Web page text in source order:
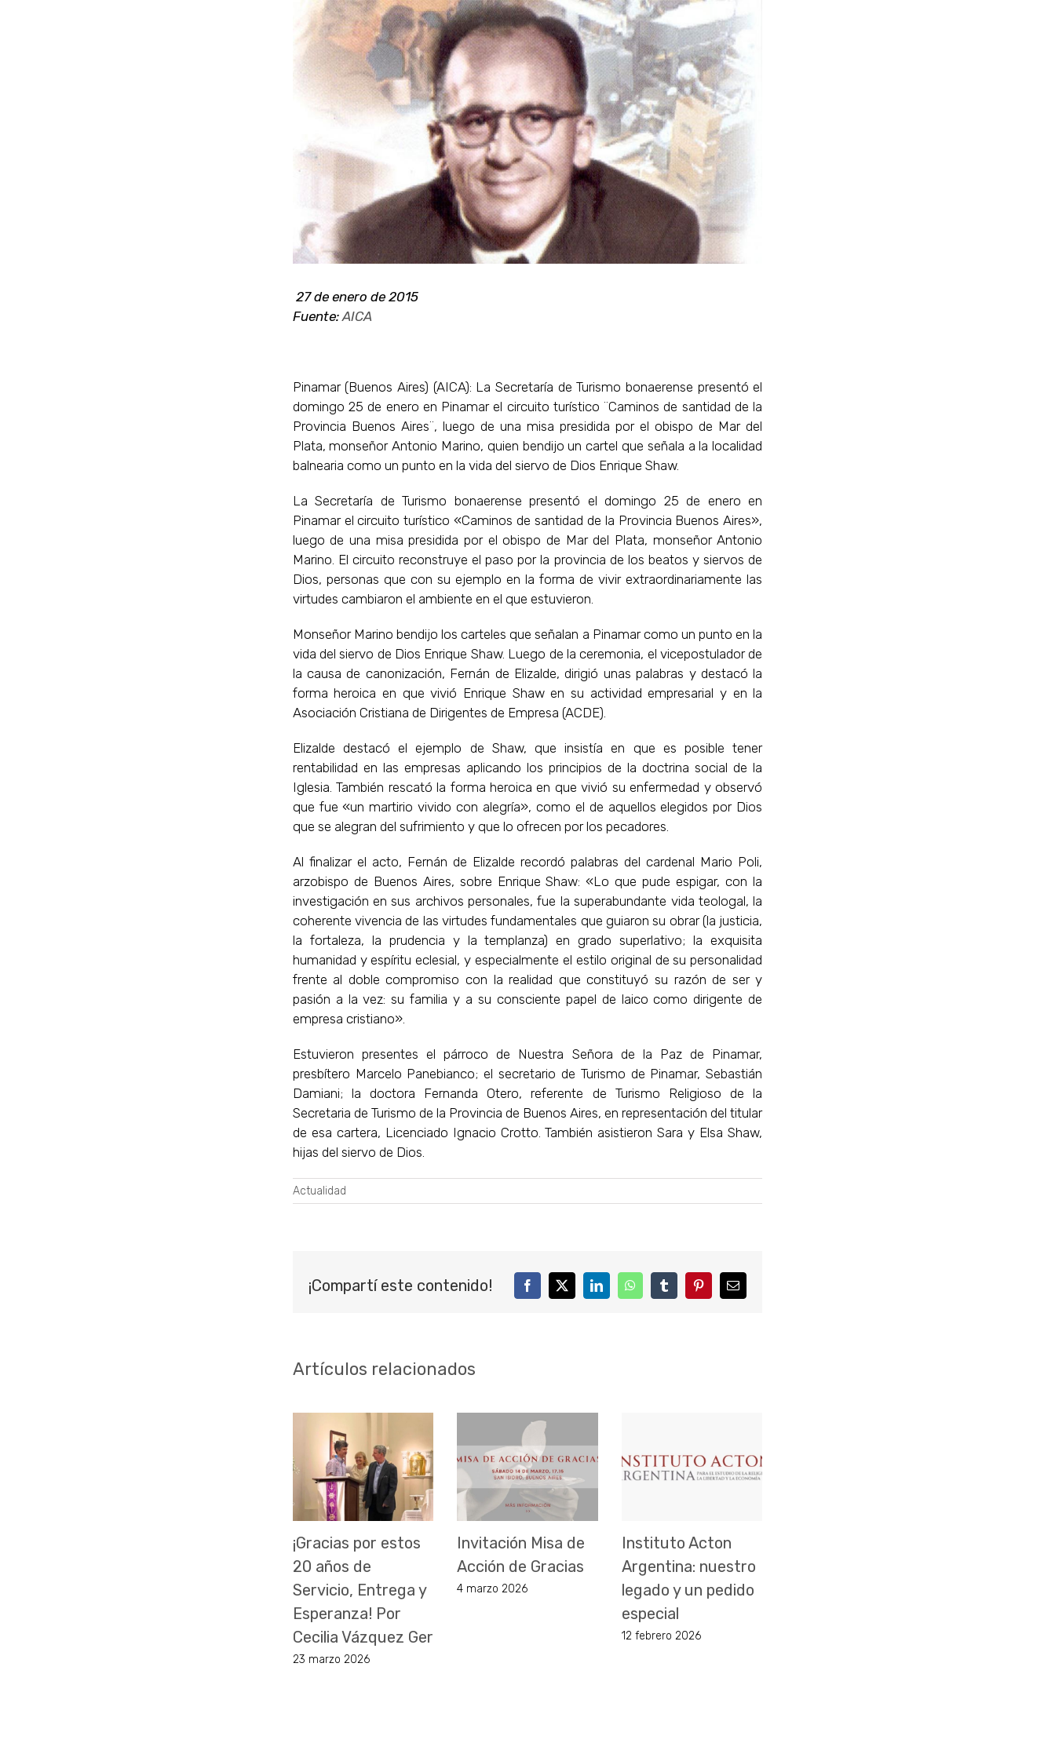
imagen
más
27 de enero de 2015
Fuente:AICA
Pinamar (Buenos Aires) (AICA): La Secretaría de Turismo bonaerense presentó el
domingo 25 de enero en Pinamar el circuito turístico ¨Caminos de santidad de la
Provincia Buenos Aires¨, luego de una misa presidida por el obispo de Mar del
Plata, monseñor Antonio Marino, quien bendijo un cartel que señala a la localidad
balnearia como un punto en la vida del siervo de Dios Enrique Shaw.
La Secretaría de Turismo bonaerense presentó el domingo 25 de enero en
Pinamar el circuito turístico «Caminos de santidad de la Provincia Buenos Aires»,
luego de una misa presidida por el obispo de Mar del Plata, monseñor Antonio
Marino. El circuito reconstruye el paso por la provincia de los beatos y siervos de
Dios, personas que con su ejemplo en la forma de vivir extraordinariamente las
virtudes cambiaron el ambiente en el que estuvieron.
Monseñor Marino bendijo los carteles que señalan a Pinamar como un punto en la
vida del siervo de Dios Enrique Shaw. Luego de la ceremonia, el vicepostulador de
la causa de canonización, Fernán de Elizalde, dirigió unas palabras y destacó la
forma heroica en que vivió Enrique Shaw en su actividad empresarial y en la
Asociación Cristiana de Dirigentes de Empresa (ACDE).
Elizalde destacó el ejemplo de Shaw, que insistía en que es posible tener
rentabilidad en las empresas aplicando los principios de la doctrina social de la
Iglesia. También rescató la forma heroica en que vivió su enfermedad y observó
que fue «un martirio vivido con alegría», como el de aquellos elegidos por Dios
que se alegran del sufrimiento y que lo ofrecen por los pecadores.
Al finalizar el acto, Fernán de Elizalde recordó palabras del cardenal Mario Poli,
arzobispo de Buenos Aires, sobre Enrique Shaw: «Lo que pude espigar, con la
investigación en sus archivos personales, fue la superabundante vida teologal, la
coherente vivencia de las virtudes fundamentales que guiaron su obrar (la justicia,
la fortaleza, la prudencia y la templanza) en grado superlativo; la exquisita
humanidad y espíritu eclesial, y especialmente el estilo original de su personalidad
frente al doble compromiso con la realidad que constituyó su razón de ser y
pasión a la vez: su familia y a su consciente papel de laico como dirigente de
empresa cristiano».
Estuvieron presentes el párroco de Nuestra Señora de la Paz de Pinamar,
presbítero Marcelo Panebianco; el secretario de Turismo de Pinamar, Sebastián
Damiani; la doctora Fernanda Otero, referente de Turismo Religioso de la
Secretaria de Turismo de la Provincia de Buenos Aires, en representación del titular
de esa cartera, Licenciado Ignacio Crotto. También asistieron Sara y Elsa Shaw,
hijas del siervo de Dios.
Actualidad
¡Compartí este contenido! FacebookTwitterLinkedInWhatsAppTumblrPinterestCorreo
Artículos relacionados
¡Gracias por estos
20 años de
Servicio, Entrega y
Esperanza! Por
Cecilia Vázquez Ger
23 marzo 2026
Invitación Misa de
Acción de Gracias
4 marzo 2026
Instituto Acton
Argentina: nuestro
legado y un pedido
especial
12 febrero 2026